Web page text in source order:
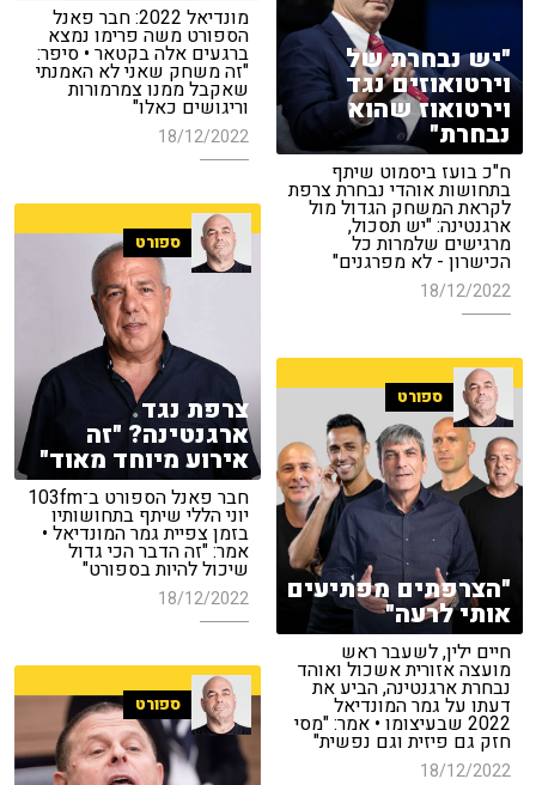
מונדיאל 2022: חבר פאנל
הספורט משה פרימו נמצא
ברגעים אלה בקטאר • סיפר:
"זה משחק שאני לא האמנתי
שאקבל ממנו צמרמורות
וריגושים כאלו"
18/12/2022
"יש נבחרת של
וירטואוזים נגד
וירטואוז שהוא
נבחרת"
ח"כ בועז ביסמוט שיתף
בתחושות אוהדי נבחרת צרפת
לקראת המשחק הגדול מול
ארגנטינה: "יש תסכול,
מרגישים שלמרות כל
הכישרון - לא מפרגנים"
18/12/2022
ספורט
צרפת נגד
ארגנטינה? "זה
אירוע מיוחד מאוד"
חבר פאנל הספורט ב־103fm
יוני הללי שיתף בתחושותיו
בזמן צפיית גמר המונדיאל •
אמר: "זה הדבר הכי גדול
שיכול להיות בספורט"
18/12/2022
ספורט
"הצרפתים מפתיעים
אותי לרעה"
חיים ילין, לשעבר ראש
מועצה אזורית אשכול ואוהד
נבחרת ארגנטינה, הביע את
דעתו על גמר המונדיאל
2022 שבעיצומו • אמר: "מסי
חזק גם פיזית וגם נפשית"
18/12/2022
ספורט